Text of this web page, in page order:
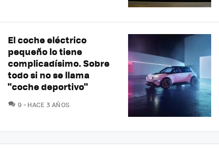
El coche eléctrico
pequeño lo tiene
complicadísimo. Sobre
todo si no se llama
"coche deportivo"
9 COMENTARIOS
HACE 3 AÑOS